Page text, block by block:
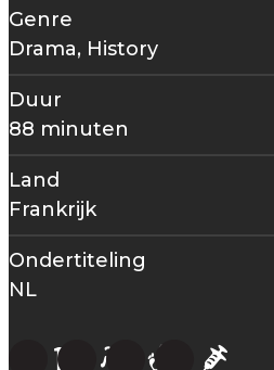
Genre
Drama, History
Duur
88 minuten
Land
Frankrijk
Ondertiteling
NL